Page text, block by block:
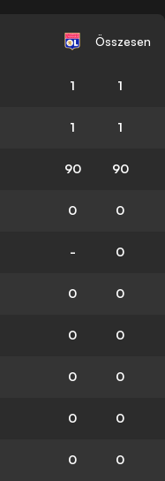
Összesen
1 1
1 1
90 90
0 0
- 0
0 0
0 0
0 0
0 0
0 0